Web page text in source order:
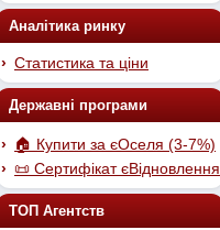
Аналітика ринку
Статистика та ціни
Державні програми
🏠 Купити за єОселя (3-7%)
📜 Сертифікат єВідновлення
ТОП Агентств